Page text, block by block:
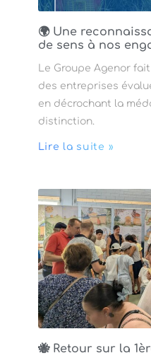
🌍 Une
de sens à nos
Le Groupe Agenor
des entreprises
en décrochant la
distinction.
Lire la suite »
🐝 Retour sur la